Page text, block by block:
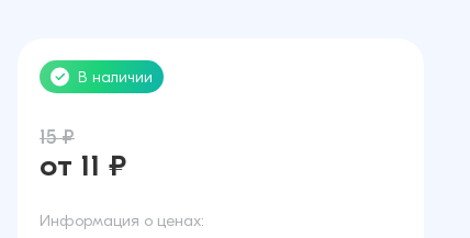
В наличии
15 ₽
от 11 ₽
Информация о ценах: